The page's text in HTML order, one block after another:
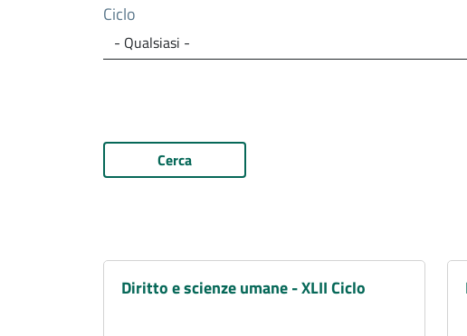
Ciclo
Cerca
Diritto e scienze umane - XLII Ciclo